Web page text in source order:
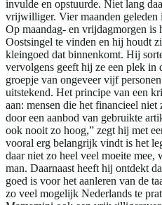
invulde en opstuurde. Niet lang
vrijwilliger. Vier maanden
Op maandag- en vrijdagmorgen is
Oostsingel te vinden en hij houdt
kleingoed dat binnenkomt. Hij
vervolgens geeft hij ze een plek
groepje van ongeveer vijf
uitstekend. Het principe van een
aan: mensen die het financieel
door een aanbod van gebruikte
ook nooit zo hoog,” zegt hij met
vooral erg belangrijk vindt is het
daar niet zo heel veel moeite
man. Daarnaast heeft hij ontdekt
goed is voor het aanleren van de
zo veel mogelijk Nederlands te